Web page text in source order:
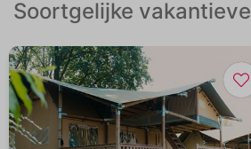
Soortgelijke